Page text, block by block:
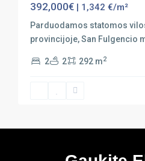
392,000€ | 1,342 €/m²
Parduodamos statomos
provincijoje, San Fulgencio
2 2 292 m2